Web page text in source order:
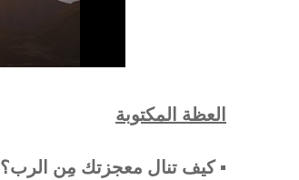
العظة المكتوبة
▪︎كيف تنال معجزتك مِن الرب؟